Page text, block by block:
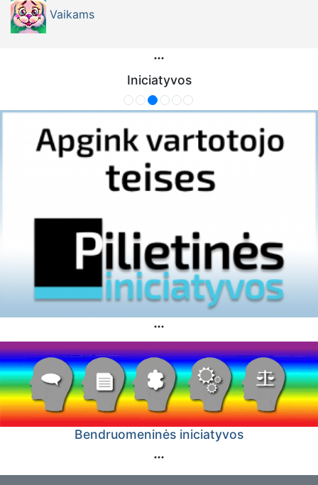
Vaikams
Iniciatyvos
Bendruomeninės iniciatyvos